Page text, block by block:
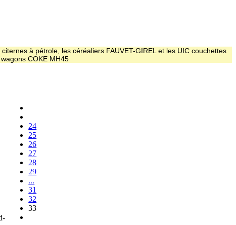
à pétrole, les céréaliers FAUVET-GIREL et les UIC couchettes
COKE MH45
24
25
26
27
28
29
...
31
32
33